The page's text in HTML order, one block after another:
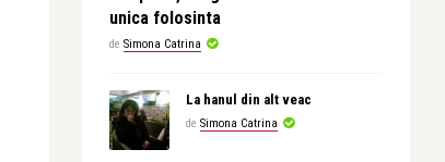
unica folosinta
de Simona Catrina
La hanul din alt veac
de Simona Catrina